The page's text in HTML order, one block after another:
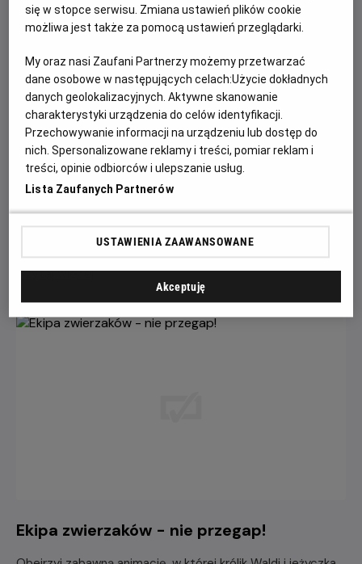
Wielka wyprzedaż filmowych gadżetów w
kinach Helios!
W kinach Helios trwa wyprzedaż merchu kinowego, a
rabaty sięgają nawet 60%!
Czytaj więcej
Ekipa zwierzaków - nie przegap!
się w stopce serwisu. Zmiana ustawień plików cookie
możliwa jest także za pomocą ustawień przeglądarki.
My oraz nasi Zaufani Partnerzy możemy przetwarzać
dane osobowe w następujących celach:Użycie dokładnych
danych geolokalizacyjnych. Aktywne skanowanie
charakterystyki urządzenia do celów identyfikacji.
Przechowywanie informacji na urządzeniu lub dostęp do
nich. Spersonalizowane reklamy i treści, pomiar reklam i
treści, opinie odbiorców i ulepszanie usług.
Lista Zaufanych Partnerów
USTAWIENIA ZAAWANSOWANE
Akceptuję